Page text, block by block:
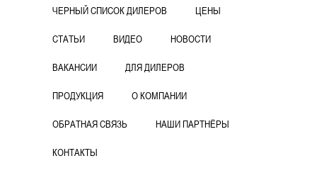
ЧЕРНЫЙ СПИСОК ДИЛЕРОВ ЦЕНЫ
СТАТЬИ ВИДЕО НОВОСТИ
ВАКАНСИИ ДЛЯ ДИЛЕРОВ
ПРОДУКЦИЯ О КОМПАНИИ
ОБРАТНАЯ СВЯЗЬ НАШИ ПАРТНЁРЫ
КОНТАКТЫ